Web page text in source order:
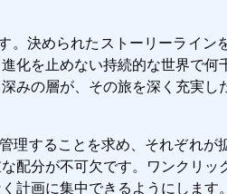
決められたストーリーライン
化を止めない持続的な世界で
の層が、その旅を深く充実し
することを求め、それぞれが
配分が不可欠です。ワンクリッ
計画に集中できるようにします